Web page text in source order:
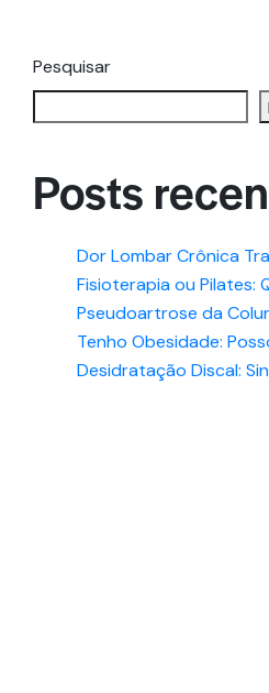
Pesquisar
Posts
Dor Lombar Crônica
Fisioterapia ou Pilates:
Pseudoartrose da
Tenho Obesidade:
Desidratação Discal: